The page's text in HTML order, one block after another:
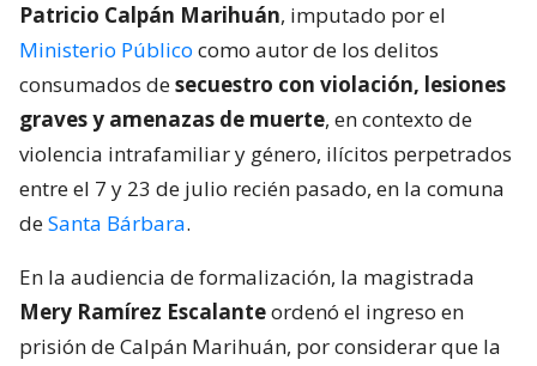
Patricio Calpán Marihuán, imputado por el
Ministerio Público como autor de los delitos
consumados desecuestro con violación, lesiones
graves y amenazas de muerte, en contexto de
violencia intrafamiliar y género, ilícitos perpetrados
entre el 7 y 23 de julio recién pasado, en la comuna
deSanta Bárbara.
En la audiencia de formalización, la magistrada
Mery Ramírez Escalanteordenó el ingreso en
prisión de Calpán Marihuán, por considerar que la